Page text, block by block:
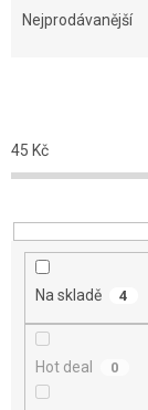
p
r
o
u
Nejprodávanější
45 Kč
Na skladě 4
Hot deal 0